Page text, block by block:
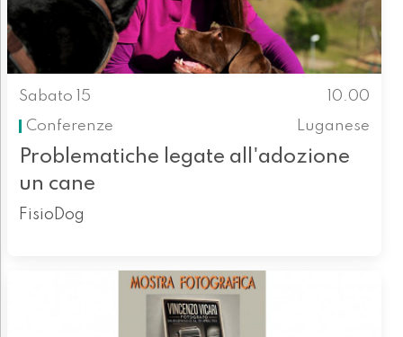
Sabato 15
10.00
Conferenze
Luganese
Problematiche legate all'adozione
un cane
FisioDog